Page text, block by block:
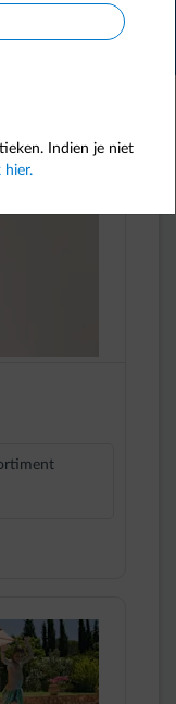
Indien je niet
hier.